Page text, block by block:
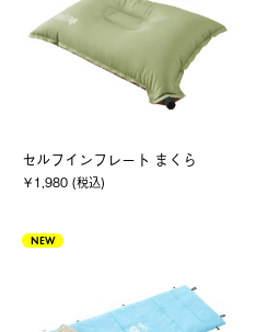
セルフインフレート まくら
￥1,980 (税込)
NEW